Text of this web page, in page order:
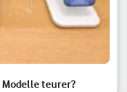
Modelle teurer?